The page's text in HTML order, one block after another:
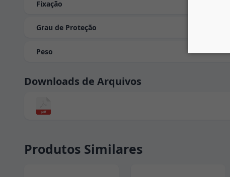
Fixação
Grau de Proteção
Peso
Downloads de Arquivos
pdf
Produtos Similares